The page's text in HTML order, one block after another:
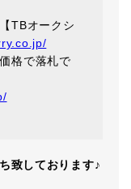
TBオークシ
格で落札で
致しております♪